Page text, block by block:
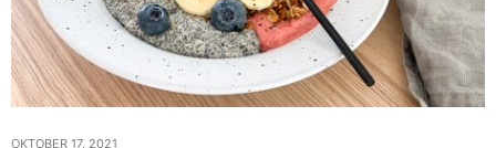
OKTOBER 17, 2021